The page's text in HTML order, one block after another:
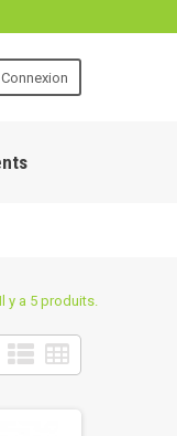
Connexion
Il y a 5 produits.